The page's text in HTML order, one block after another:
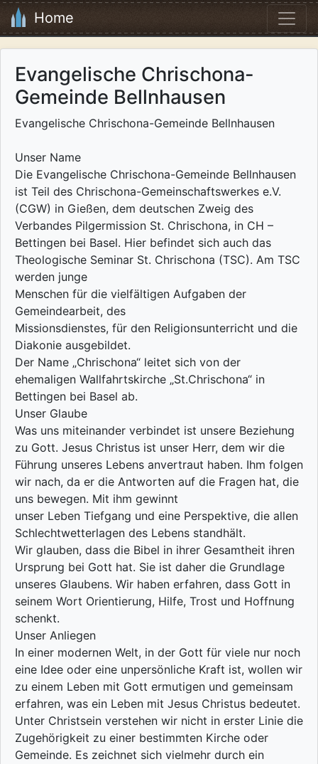
Home
Evangelische Chrischona-
Gemeinde Bellnhausen
Evangelische Chrischona-Gemeinde Bellnhausen
Unser Name
Die Evangelische Chrischona-Gemeinde Bellnhausen
ist Teil des Chrischona-Gemeinschaftswerkes e.V.
(CGW) in Gießen, dem deutschen Zweig des
Verbandes Pilgermission St. Chrischona, in CH –
Bettingen bei Basel. Hier befindet sich auch das
Theologische Seminar St. Chrischona (TSC). Am TSC
werden junge
Menschen für die vielfältigen Aufgaben der
Gemeindearbeit, des
Missionsdienstes, für den Religionsunterricht und die
Diakonie ausgebildet.
Der Name „Chrischona“ leitet sich von der
ehemaligen Wallfahrtskirche „St.Chrischona“ in
Bettingen bei Basel ab.
Unser Glaube
Was uns miteinander verbindet ist unsere Beziehung
zu Gott. Jesus Christus ist unser Herr, dem wir die
Führung unseres Lebens anvertraut haben. Ihm folgen
wir nach, da er die Antworten auf die Fragen hat, die
uns bewegen. Mit ihm gewinnt
unser Leben Tiefgang und eine Perspektive, die allen
Schlechtwetterlagen des Lebens standhält.
Wir glauben, dass die Bibel in ihrer Gesamtheit ihren
Ursprung bei Gott hat. Sie ist daher die Grundlage
unseres Glaubens. Wir haben erfahren, dass Gott in
seinem Wort Orientierung, Hilfe, Trost und Hoffnung
schenkt.
Unser Anliegen
In einer modernen Welt, in der Gott für viele nur noch
eine Idee oder eine unpersönliche Kraft ist, wollen wir
zu einem Leben mit Gott ermutigen und gemeinsam
erfahren, was ein Leben mit Jesus Christus bedeutet.
Unter Christsein verstehen wir nicht in erster Linie die
Zugehörigkeit zu einer bestimmten Kirche oder
Gemeinde. Es zeichnet sich vielmehr durch ein